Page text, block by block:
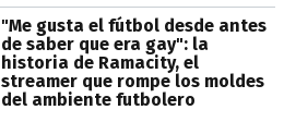
"Me gusta el fútbol desde antes
de saber que era gay": la
historia de Ramacity, el
streamer que rompe los moldes
del ambiente futbolero